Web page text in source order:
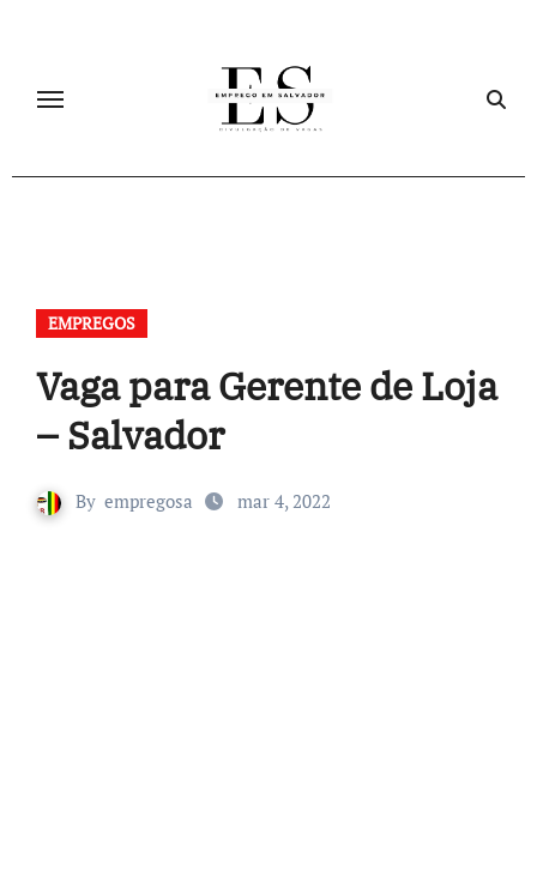
EMPREGOS
Vaga para Gerente de Loja
– Salvador
By empregosa mar 4, 2022